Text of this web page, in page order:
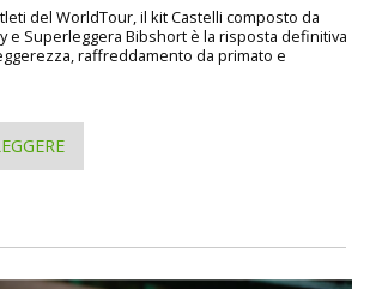
del WorldTour, il kit Castelli composto da
e Superleggera Bibshort è la risposta definitiva
raffreddamento da primato e